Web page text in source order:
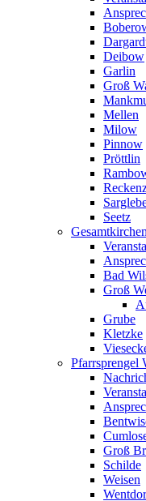
Deibow
Garlin
Groß
Mellen
Milow
Pinnow
Pröttlin
Seetz
Bad
Groß
Grube
Kletzke
Pfarrsprengel
Groß
Schilde
Weisen